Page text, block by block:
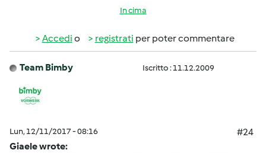
In cima
Accedi o registrati per poter commentare
Team Bimby Iscritto : 11.12.2009
Lun, 12/11/2017 - 08:16
#24
Giaele wrote: